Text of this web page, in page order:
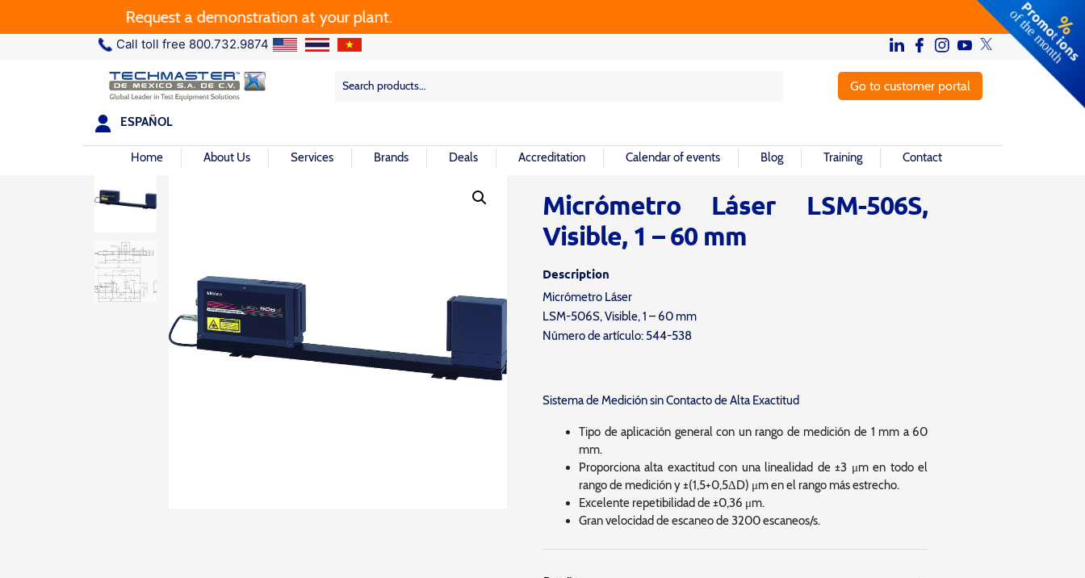
Request a demonstration at your plant.
Call toll free 800.732.9874
Search
Search Go to customer portal
ESPAÑOL
Home About Us Services Brands Deals Accreditation Calendar of events Blog Training Contact
Micrómetro Láser LSM-506S,
Visible, 1 – 60 mm
Description
Micrómetro Láser
LSM-506S, Visible, 1 – 60 mm
Número de artículo: 544-538
Sistema de Medición sin Contacto de Alta Exactitud
Tipo de aplicación general con un rango de medición de 1 mm a 60
mm.
Proporciona alta exactitud con una linealidad de ±3 μm en todo el
rango de medición y ±(1,5+0,5ΔD) μm en el rango más estrecho.
Excelente repetibilidad de ±0,36 μm.
Gran velocidad de escaneo de 3200 escaneos/s.